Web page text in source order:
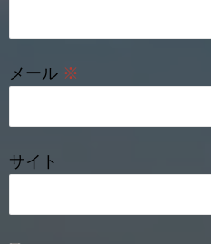
メール ※
サイト